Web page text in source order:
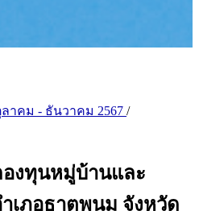
าคม - ธันวาคม 2567 /
งทุนหมู่บ้านและ
เภอธาตุพนม จังหวัด